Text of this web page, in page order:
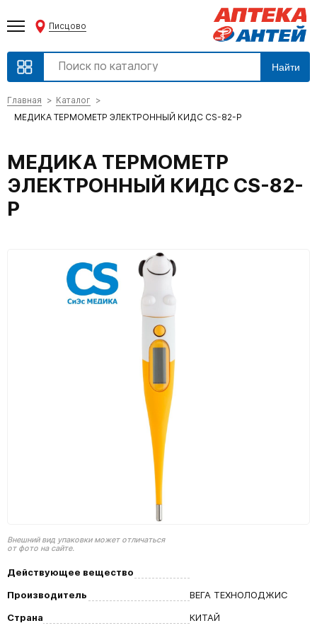
Писцово
Найти
Главная
Каталог
МЕДИКА ТЕРМОМЕТР ЭЛЕКТРОННЫЙ КИДС CS-82-P
МЕДИКА ТЕРМОМЕТР
ЭЛЕКТРОННЫЙ КИДС CS-82-
P
Внешний вид упаковки может отличаться
от фото на сайте.
Действующее вещество
Производитель
ВЕГА ТЕХНОЛОДЖИС
Страна
КИТАЙ